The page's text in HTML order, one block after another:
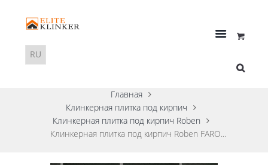
Главная
Клинкерная плитка под кирпич
Клинкерная плитка под кирпич Roben
Клинкерная плитка под кирпич Roben FARO...